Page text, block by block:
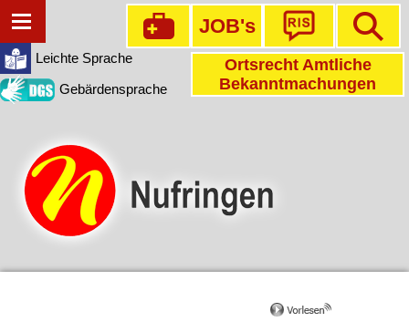
Leichte Sprache
Gebärdensprache
JOB's
Ortsrecht Amtliche
Bekanntmachungen